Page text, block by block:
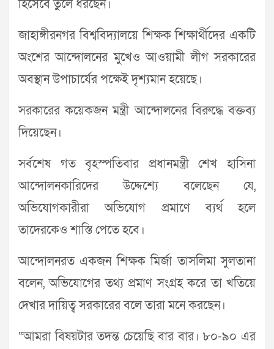
হিসেবে তুলে ধরছেন।
জাহাঙ্গীরনগর বিশ্ববিদ্যালয়ে শিক্ষক শিক্ষার্থীদের একটি
অংশের আন্দোলনের মুখেও আওয়ামী লীগ সরকারের
অবস্থান উপাচার্যের পক্ষেই দৃশ্যমান হয়েছে।
সরকারের কয়েকজন মন্ত্রী আন্দোলনের বিরুদ্ধে বক্তব্য
দিয়েছেন।
সর্বশেষ গত বৃহস্পতিবার প্রধানমন্ত্রী শেখ হাসিনা
আন্দোলনকারিদের উদ্দেশ্যে বলেছেন যে,
অভিযোগকারীরা অভিযোগ প্রমাণে ব্যর্থ হলে
তাদেরকেও শাস্তি পেতে হবে।
আন্দোলনরত একজন শিক্ষক মির্জা তাসলিমা সুলতানা
বলেন, অভিযোগের তথ্য প্রমাণ সংগ্রহ করে তা খতিয়ে
দেখার দায়িত্ব সরকারের বলে তারা মনে করছেন।
“আমরা বিষয়টার তদন্ত চেয়েছি বার বার। ৮০-৯০ এর